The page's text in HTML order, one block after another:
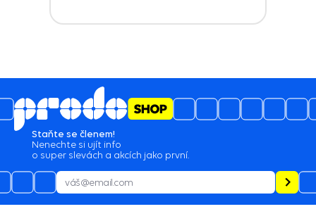
Staňte se členem!
Nenechte si ujít info
o super slevách a akcích jako první.